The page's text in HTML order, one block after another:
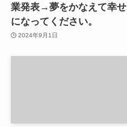
業発表→夢をかなえて幸せ
になってください。
2024年9月1日